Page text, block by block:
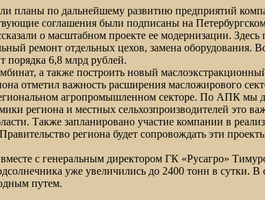
планы по дальнейшему развитию предприятий
соглашения были подписаны на
о масштабном проекте ее модернизации. Здесь
ремонт отдельных цехов, замена оборудования.
порядка 6,8 млрд рублей.
а также построить новый
отметил важность расширения масложирового
агропромышленном секторе. По АПК мы
региона и местных сельхозпроизводителей это
Также запланировано участие компании в
региона будет сопровождать эти
с генеральным директором ГК «Русагро»
уже увеличились до 2400 тонн в сутки.
путем.